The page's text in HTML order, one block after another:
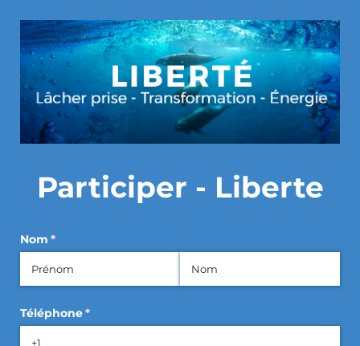
Participer - Liberte
Nom *
(requis)
Téléphone*
(requis)